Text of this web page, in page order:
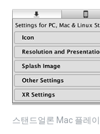
스탠드얼론 Mac 플레